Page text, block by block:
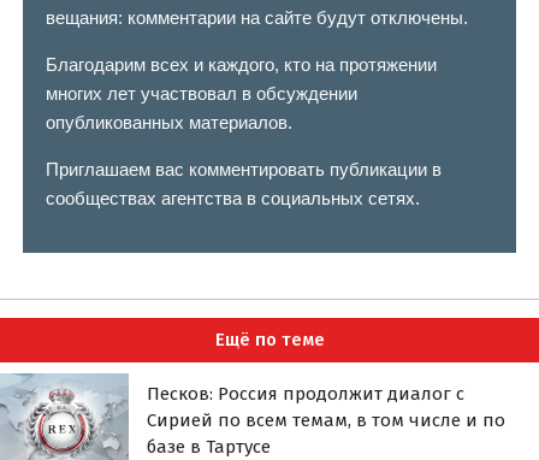
вещания: комментарии на сайте будут отключены.
Благодарим всех и каждого, кто на протяжении
многих лет участвовал в обсуждении
опубликованных материалов.
Приглашаем вас комментировать публикации в
сообществах агентства в социальных сетях.
Ещё по теме
Песков: Россия продолжит диалог с
Сирией по всем темам, в том числе и по
базе в Тартусе